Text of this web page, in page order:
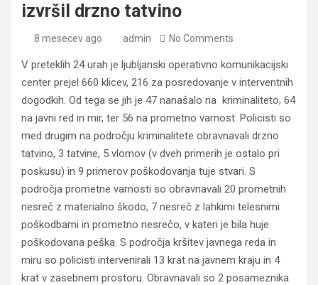
izvršil drzno tatvino
8 mesecev ago admin No Comments
V preteklih 24 urah je ljubljanski operativno komunikacijski
center prejel 660 klicev, 216 za posredovanje v interventnih
dogodkih. Od tega se jih je 47 nanašalo na kriminaliteto, 64
na javni red in mir, ter 56 na prometno varnost. Policisti so
med drugim na področju kriminalitete obravnavali drzno
tatvino, 3 tatvine, 5 vlomov (v dveh primerih je ostalo pri
poskusu) in 9 primerov poškodovanja tuje stvari. S
področja prometne varnosti so obravnavali 20 prometnih
nesreč z materialno škodo, 7 nesreč z lahkimi telesnimi
poškodbami in prometno nesrečo, v kateri je bila huje
poškodovana peška. S področja kršitev javnega reda in
miru so policisti intervenirali 13 krat na javnem kraju in 4
krat v zasebnem prostoru. Obravnavali so 2 posameznika